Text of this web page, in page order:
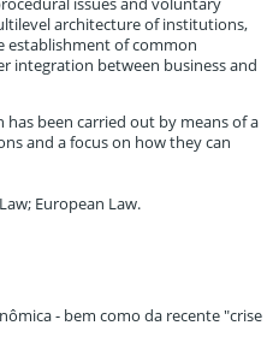
issues and voluntary
architecture of institutions,
establishment of common
integration between business and
been carried out by means of a
and a focus on how they can
European Law.
- bem como da recente "crise